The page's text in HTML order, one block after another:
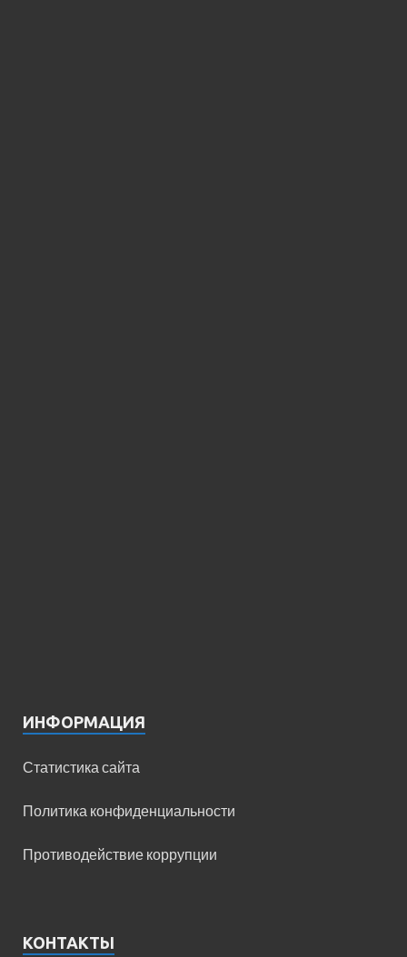
ИНФОРМАЦИЯ
Статистика сайта
Политика конфиденциальности
Противодействие коррупции
КОНТАКТЫ